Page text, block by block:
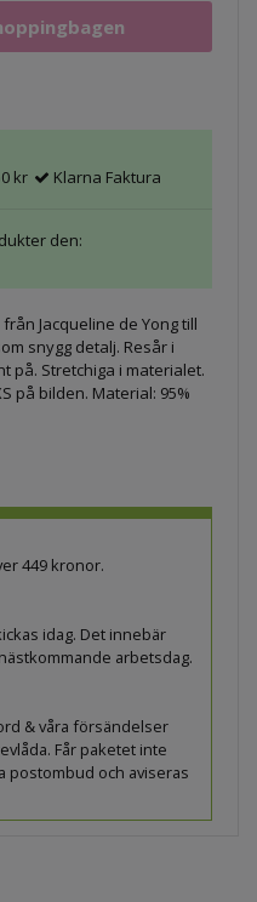
kr Klarna Faktura
den:
Jacqueline de Yong till
snygg detalj. Resår i
på. Stretchiga i materialet.
på bilden. Material: 95%
449 kronor.
idag. Det innebär
arbetsdag.
& våra försändelser
Får paketet inte
postombud och aviseras